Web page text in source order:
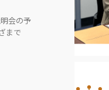
会の予
まで